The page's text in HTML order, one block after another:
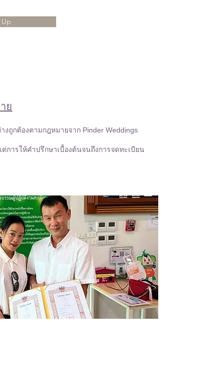
ย
ถูกต้องตามกฎหมายจาก Pinder Weddings
การให้คำปรึกษาเบื้องต้นจนถึงการจดทะเบียน
Up